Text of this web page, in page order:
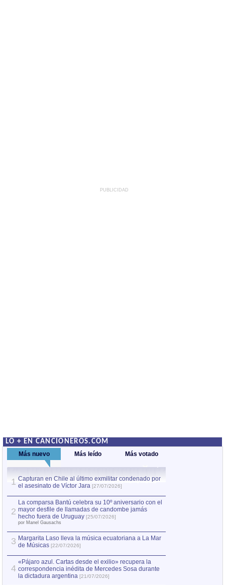
PUBLICIDAD
LO + EN CANCIONEROS.COM
Más nuevo Más leído Más votado
1 Capturan en Chile al último exmilitar condenado por
el asesinato de Víctor Jara [27/07/2026]
2
La comparsa Bantú celebra su 10º aniversario con el
mayor desfile de llamadas de candombe jamás
hecho fuera de Uruguay [25/07/2026]
por Manel Gausachs
3 Margarita Laso lleva la música ecuatoriana a La Mar
de Músicas [22/07/2026]
4
«Pájaro azul. Cartas desde el exilio» recupera la
correspondencia inédita de Mercedes Sosa durante
la dictadura argentina [21/07/2026]